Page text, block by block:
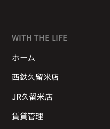
WITH THE LIFE
ホーム
西鉄久留米店
JR久留米店
賃貸管理